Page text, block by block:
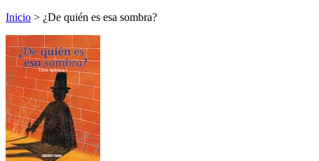
Inicio > ¿De quién es esa sombra?